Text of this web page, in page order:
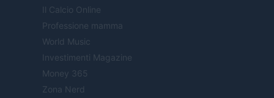
Il Calcio Online
Professione mamma
World Music
Investimenti Magazine
Money 365
Zona Nerd